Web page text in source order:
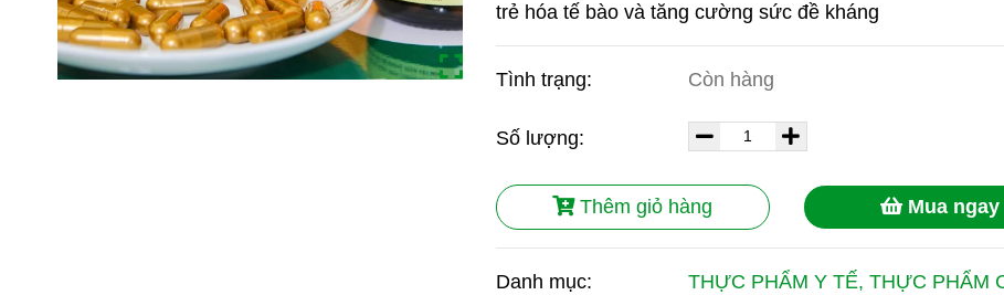
trẻ hóa tế bào và tăng cường sức đề kháng
Tình trạng: Còn hàng
Số lượng:
Thêm giỏ hàng Mua ngay
Danh mục:
THỰC PHẨM Y TẾ, THỰC PHẨM